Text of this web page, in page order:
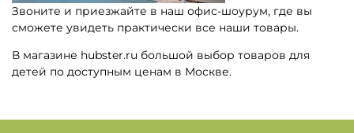
Звоните и приезжайте в наш офис-шоурум, где вы
сможете увидеть практически все наши товары.
В магазине hubster.ru большой выбор товаров для
детей по доступным ценам в Москве.